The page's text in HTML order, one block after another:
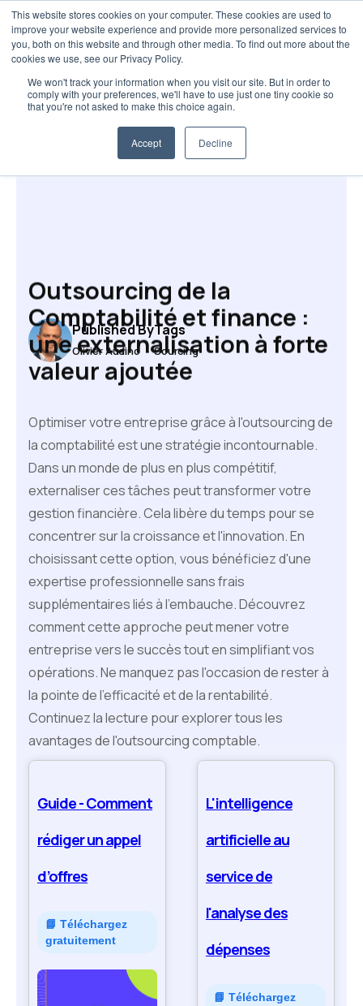
This website stores cookies on your computer. These cookies are used to
improve your website experience and provide more personalized services to
you, both on this website and through other media. To find out more about the
cookies we use, see our Privacy Policy.
We won't track your information when you visit our site. But in order to
comply with your preferences, we'll have to use just one tiny cookie so
that you're not asked to make this choice again.
Accept Decline
Etude de marché et Sourcing
Outsourcing de la
Comptabilité et finance :
une externalisation à forte
valeur ajoutée
Published By
Olivier Audino
Tags
Sourcing
Optimiser votre entreprise grâce à l'outsourcing de
la comptabilité est une stratégie incontournable.
Dans un monde de plus en plus compétitif,
externaliser ces tâches peut transformer votre
gestion financière. Cela libère du temps pour se
concentrer sur la croissance et l'innovation. En
choisissant cette option, vous bénéficiez d'une
expertise professionnelle sans frais
supplémentaires liés à l'embauche. Découvrez
comment cette approche peut mener votre
entreprise vers le succès tout en simplifiant vos
opérations. Ne manquez pas l'occasion de rester à
la pointe de l'efficacité et de la rentabilité.
Continuez la lecture pour explorer tous les
avantages de l'outsourcing comptable.
Guide - Comment
rédiger un appel
d’offres
📘 Téléchargez
gratuitement
L'intelligence
artificielle au
service de
l'analyse des
dépenses
📘 Téléchargez